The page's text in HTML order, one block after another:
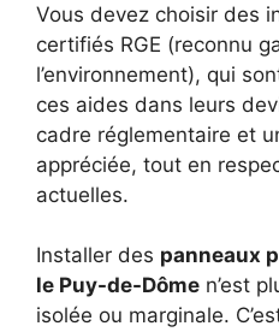
Vous devez choisir des
certifiés RGE (reconnu
l’environnement), qui
ces aides dans leurs
cadre réglementaire et
appréciée, tout en
actuelles.
Installer des panneaux
le Puy-de-Dôme n’est
isolée ou marginale.